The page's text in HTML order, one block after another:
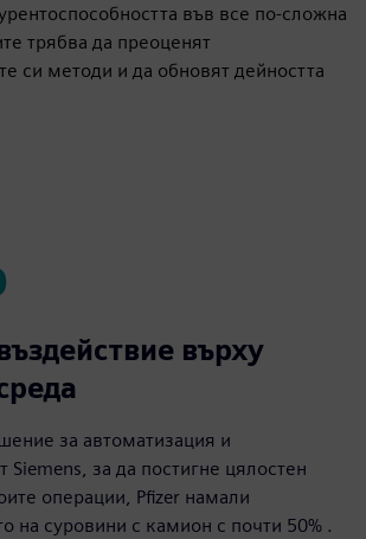
във все по-сложна
трябва да преоценят
си методи и да обновят дейността
върху
за автоматизация и
Siemens, за да постигне цялостен
операции, Pfizer намали
на суровини с камион с почти 50% .